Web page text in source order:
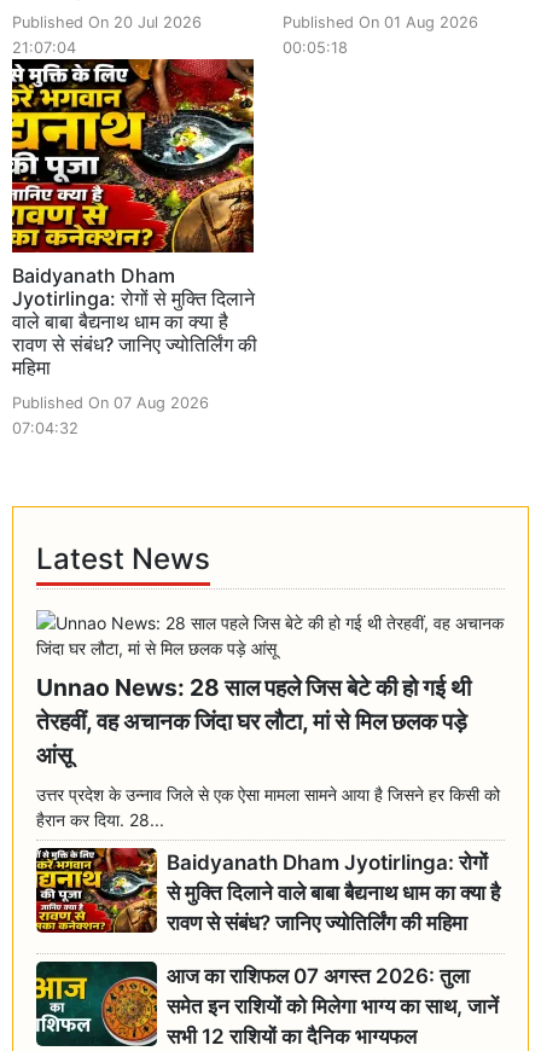
Published On 20 Jul 2026
21:07:04
Published On 01 Aug 2026
00:05:18
Baidyanath Dham
Jyotirlinga: रोगों से मुक्ति दिलाने
वाले बाबा बैद्यनाथ धाम का क्या है
रावण से संबंध? जानिए ज्योतिर्लिंग की
महिमा
Published On 07 Aug 2026
07:04:32
Latest News
Unnao News: 28 साल पहले जिस बेटे की हो गई थी
तेरहवीं, वह अचानक जिंदा घर लौटा, मां से मिल छलक पड़े
आंसू
उत्तर प्रदेश के उन्नाव जिले से एक ऐसा मामला सामने आया है जिसने हर किसी को
हैरान कर दिया. 28...
Baidyanath Dham Jyotirlinga: रोगों
से मुक्ति दिलाने वाले बाबा बैद्यनाथ धाम का क्या है
रावण से संबंध? जानिए ज्योतिर्लिंग की महिमा
आज का राशिफल 07 अगस्त 2026: तुला
समेत इन राशियों को मिलेगा भाग्य का साथ, जानें
सभी 12 राशियों का दैनिक भाग्यफल